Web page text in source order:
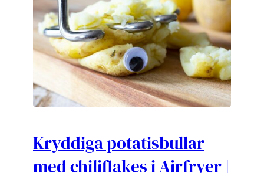
Kryddiga potatisbullar
med chiliflakes i Airfryer |